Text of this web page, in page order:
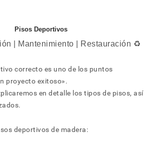
Pisos Deportivos
| Mantenimiento | Restauración ♻️
correcto es uno de los puntos
proyecto exitoso».
en detalle los tipos de pisos, así
deportivos de madera: